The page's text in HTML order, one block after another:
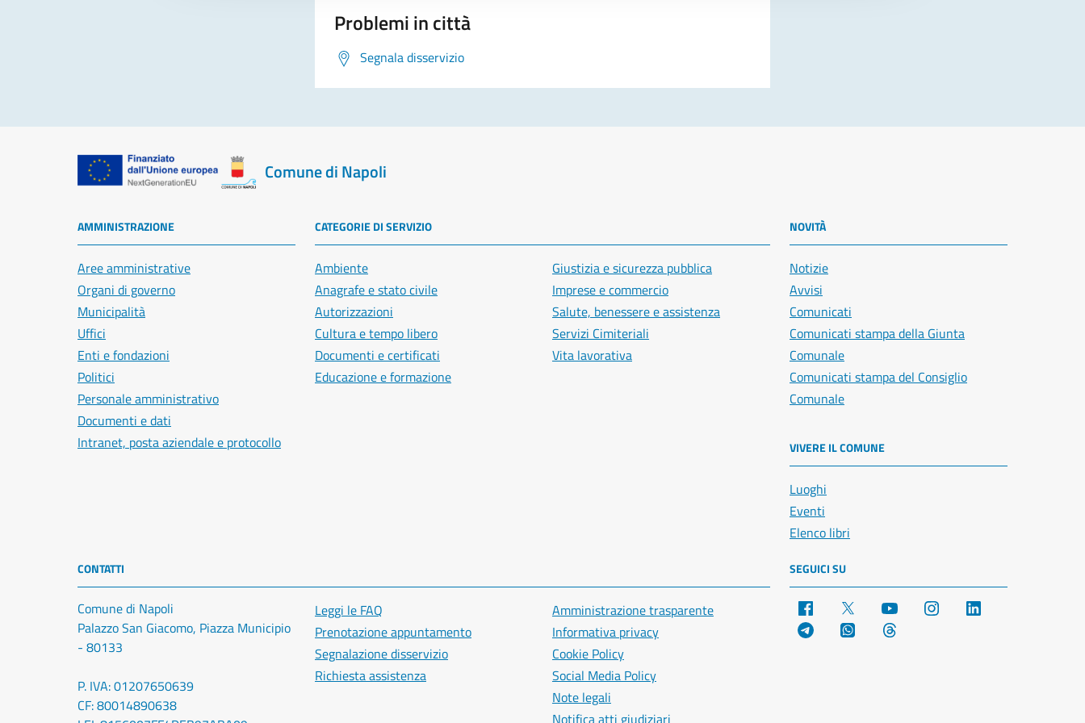
Problemi in città
Segnala disservizio
Comune di Napoli
AMMINISTRAZIONE
Aree amministrative
Organi di governo
Municipalità
Uffici
Enti e fondazioni
Politici
Personale amministrativo
Documenti e dati
Intranet, posta aziendale e protocollo
CATEGORIE DI SERVIZIO
Ambiente
Anagrafe e stato civile
Autorizzazioni
Cultura e tempo libero
Documenti e certificati
Educazione e formazione
Giustizia e sicurezza pubblica
Imprese e commercio
Salute, benessere e assistenza
Servizi Cimiteriali
Vita lavorativa
NOVITÀ
Notizie
Avvisi
Comunicati
Comunicati stampa della Giunta
Comunale
Comunicati stampa del Consiglio
Comunale
VIVERE IL COMUNE
Luoghi
Eventi
Elenco libri
CONTATTI
Comune di Napoli
Palazzo San Giacomo, Piazza Municipio
- 80133
P. IVA: 01207650639
CF: 80014890638
Leggi le FAQ
Prenotazione appuntamento
Segnalazione disservizio
Richiesta assistenza
Amministrazione trasparente
Informativa privacy
Cookie Policy
Social Media Policy
Note legali
SEGUICI SU
Facebook YouTube Instagram
Telegram WhatsApp